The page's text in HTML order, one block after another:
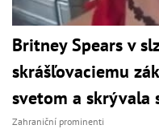
Britney Spears v
skrášľovaciemu
svetom a skrývala
Zahraniční prominenti